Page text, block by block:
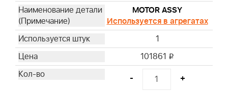
MOTOR ASSY
Используется в агрегатах
1
101861 i
- +